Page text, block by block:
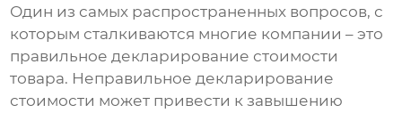
Один из самых распространенных вопросов, с
которым сталкиваются многие компании – это
правильное декларирование стоимости
товара. Неправильное декларирование
стоимости может привести к завышению